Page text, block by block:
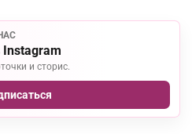
и сторис.